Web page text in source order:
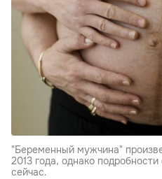
"Беременный мужчина"
2013 года, однако
сейчас.